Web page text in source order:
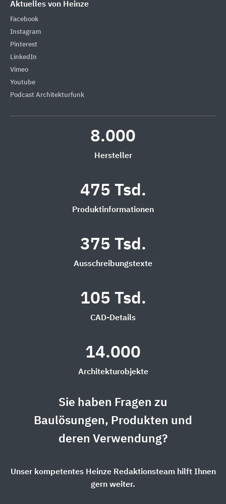
Aktuelles von Heinze
Facebook
Instagram
Pinterest
LinkedIn
Vimeo
Youtube
Podcast Architekturfunk
8.000
Hersteller
475 Tsd.
Produktinformationen
375 Tsd.
Ausschreibungstexte
105 Tsd.
CAD-Details
14.000
Architekturobjekte
Sie haben Fragen zu
Baulösungen, Produkten und
deren Verwendung?
Unser kompetentes Heinze Redaktionsteam hilft Ihnen
gern weiter.